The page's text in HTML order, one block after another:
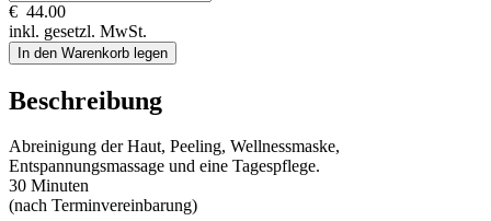
€ 44.00
inkl. gesetzl. MwSt.
In den Warenkorb legen
Beschreibung
Abreinigung der Haut, Peeling, Wellnessmaske,
Entspannungsmassage und eine Tagespflege.
30 Minuten
(nach Terminvereinbarung)